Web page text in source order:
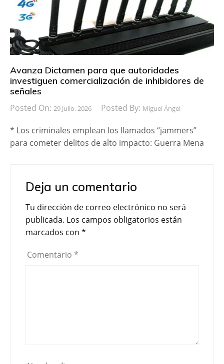
Avanza Dictamen para que autoridades
investiguen comercialización de inhibidores de
señales
Posted On: 29 Julio, 2026 Posted By: Miguel Ángel
* Los criminales emplean los llamados “jammers”
para cometer delitos de alto impacto: Guerra Mena
Deja un comentario
Tu dirección de correo electrónico no será
publicada. Los campos obligatorios están
marcados con *
Comentario *